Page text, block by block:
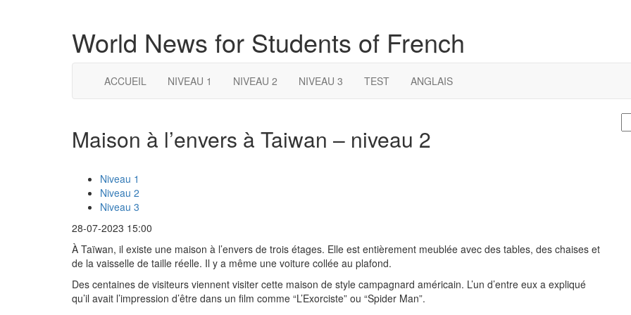
World News for Students of French
ACCUEIL NIVEAU 1 NIVEAU 2 NIVEAU 3 TEST ANGLAIS
Maison à l’envers à Taiwan – niveau 2
Niveau 1
Niveau 2
Niveau 3
28-07-2023 15:00
À Taïwan, il existe une maison à l’envers de trois étages. Elle est entièrement meublée avec des tables, des chaises et
de la vaisselle de taille réelle. Il y a même une voiture collée au plafond.
Des centaines de visiteurs viennent visiter cette maison de style campagnard américain. L’un d’entre eux a expliqué
qu’il avait l’impression d’être dans un film comme “L’Exorciste” ou “Spider Man”.